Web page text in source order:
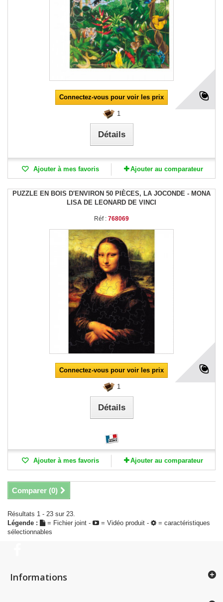
Connectez-vous pour voir les prix
1
Détails
Ajouter à mes favoris Ajouter au comparateur
PUZZLE EN BOIS D'ENVIRON 50 PIÈCES, LA JOCONDE - MONA
LISA DE LEONARD DE VINCI
Réf : 768069
Connectez-vous pour voir les prix
1
Détails
Ajouter à mes favoris Ajouter au comparateur
Comparer (0)
Résultats 1 - 23 sur 23.
Légende :
= Fichier joint - = Vidéo produit -
= caractéristiques
sélectionnables
Informations